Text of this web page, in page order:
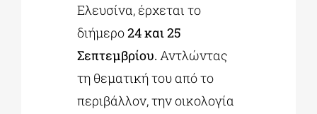
Ελευσίνα, έρχεται το
διήμερο24 και 25
Σεπτεμβρίου. Αντλώντας
τη θεματική του από το
περιβάλλον, την οικολογία